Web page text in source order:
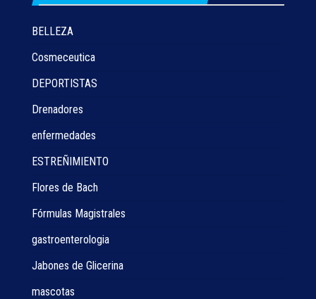
BELLEZA
Cosmeceutica
DEPORTISTAS
Drenadores
enfermedades
ESTREÑIMIENTO
Flores de Bach
Fórmulas Magistrales
gastroenterologia
Jabones de Glicerina
mascotas